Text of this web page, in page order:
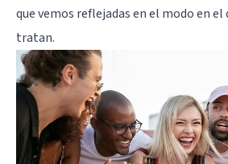
que vemos reflejadas en el modo en el
tratan.